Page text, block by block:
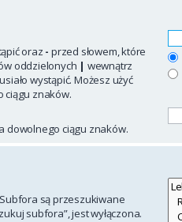
oraz - przed słowem, które
oddzielonych | wewnątrz
wystąpić. Możesz użyć
ciągu znaków.
dowolnego ciągu znaków.
są przeszukiwane
subfora”, jest wyłączona.